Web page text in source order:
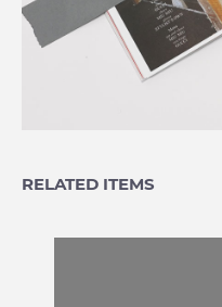
RELATED ITEMS